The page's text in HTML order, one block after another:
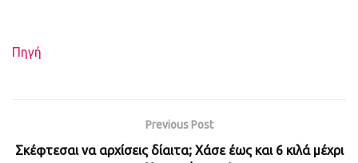
Πηγή
Previous Post
Σκέφτεσαι να αρχίσεις δίαιτα; Χάσε έως και 6 κιλά μέχρι